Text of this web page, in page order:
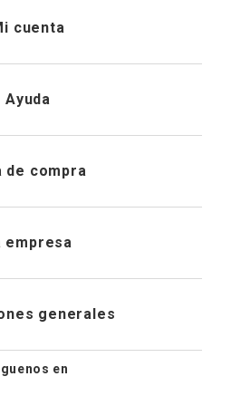
cuenta
de pedidos
Ayuda
un email
y desistimiento
de compra
de prendas
empresa
Tiendas
generales
legalen